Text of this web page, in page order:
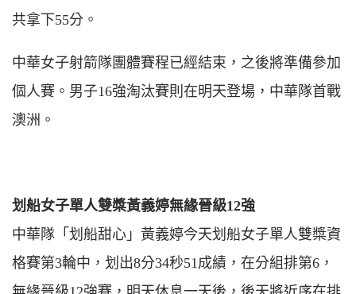
共拿下55分。
中華女子射箭隊團體賽程已經結束，之後將準備參加
個人賽。男子16強淘汰賽則在明天登場，中華隊首戰
澳洲。
划船女子單人雙槳黃義婷無緣晉級12強
中華隊「划船甜心」黃義婷今天划船女子單人雙槳資
格賽第3輪中，划出8分34秒51成績，在分組排第6，